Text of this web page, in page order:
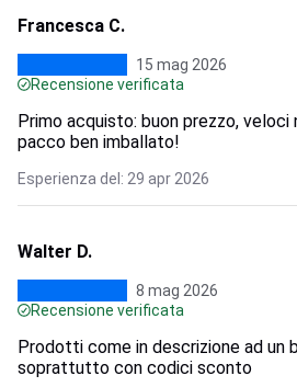
Francesca C.
15 mag 2026
Recensione verificata
Primo acquisto: buon prezzo, veloci
pacco ben imballato!
Esperienza del: 29 apr 2026
Walter D.
8 mag 2026
Recensione verificata
Prodotti come in descrizione ad un
soprattutto con codici sconto